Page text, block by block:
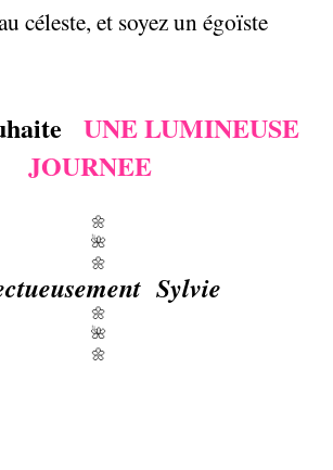
céleste, et soyez un égoïste
UNE LUMINEUSE
JOURNEE
Sylvie